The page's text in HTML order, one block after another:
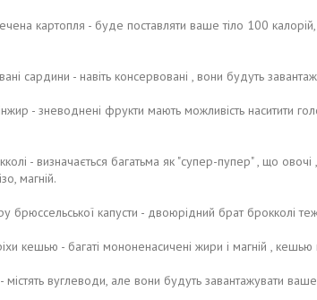
картопля - буде поставляти ваше тіло 100
сардини - навіть консервовані , вони будуть
- зневоднені фрукти мають можливість наситити
- визначається багатьма як "супер-пупер" , що овочі ,
магній.
брюссельської капусти - двоюрідний брат брокколі
кешью - багаті мононенасичені жири і магній ,
містять вуглеводи, але вони будуть завантажувати